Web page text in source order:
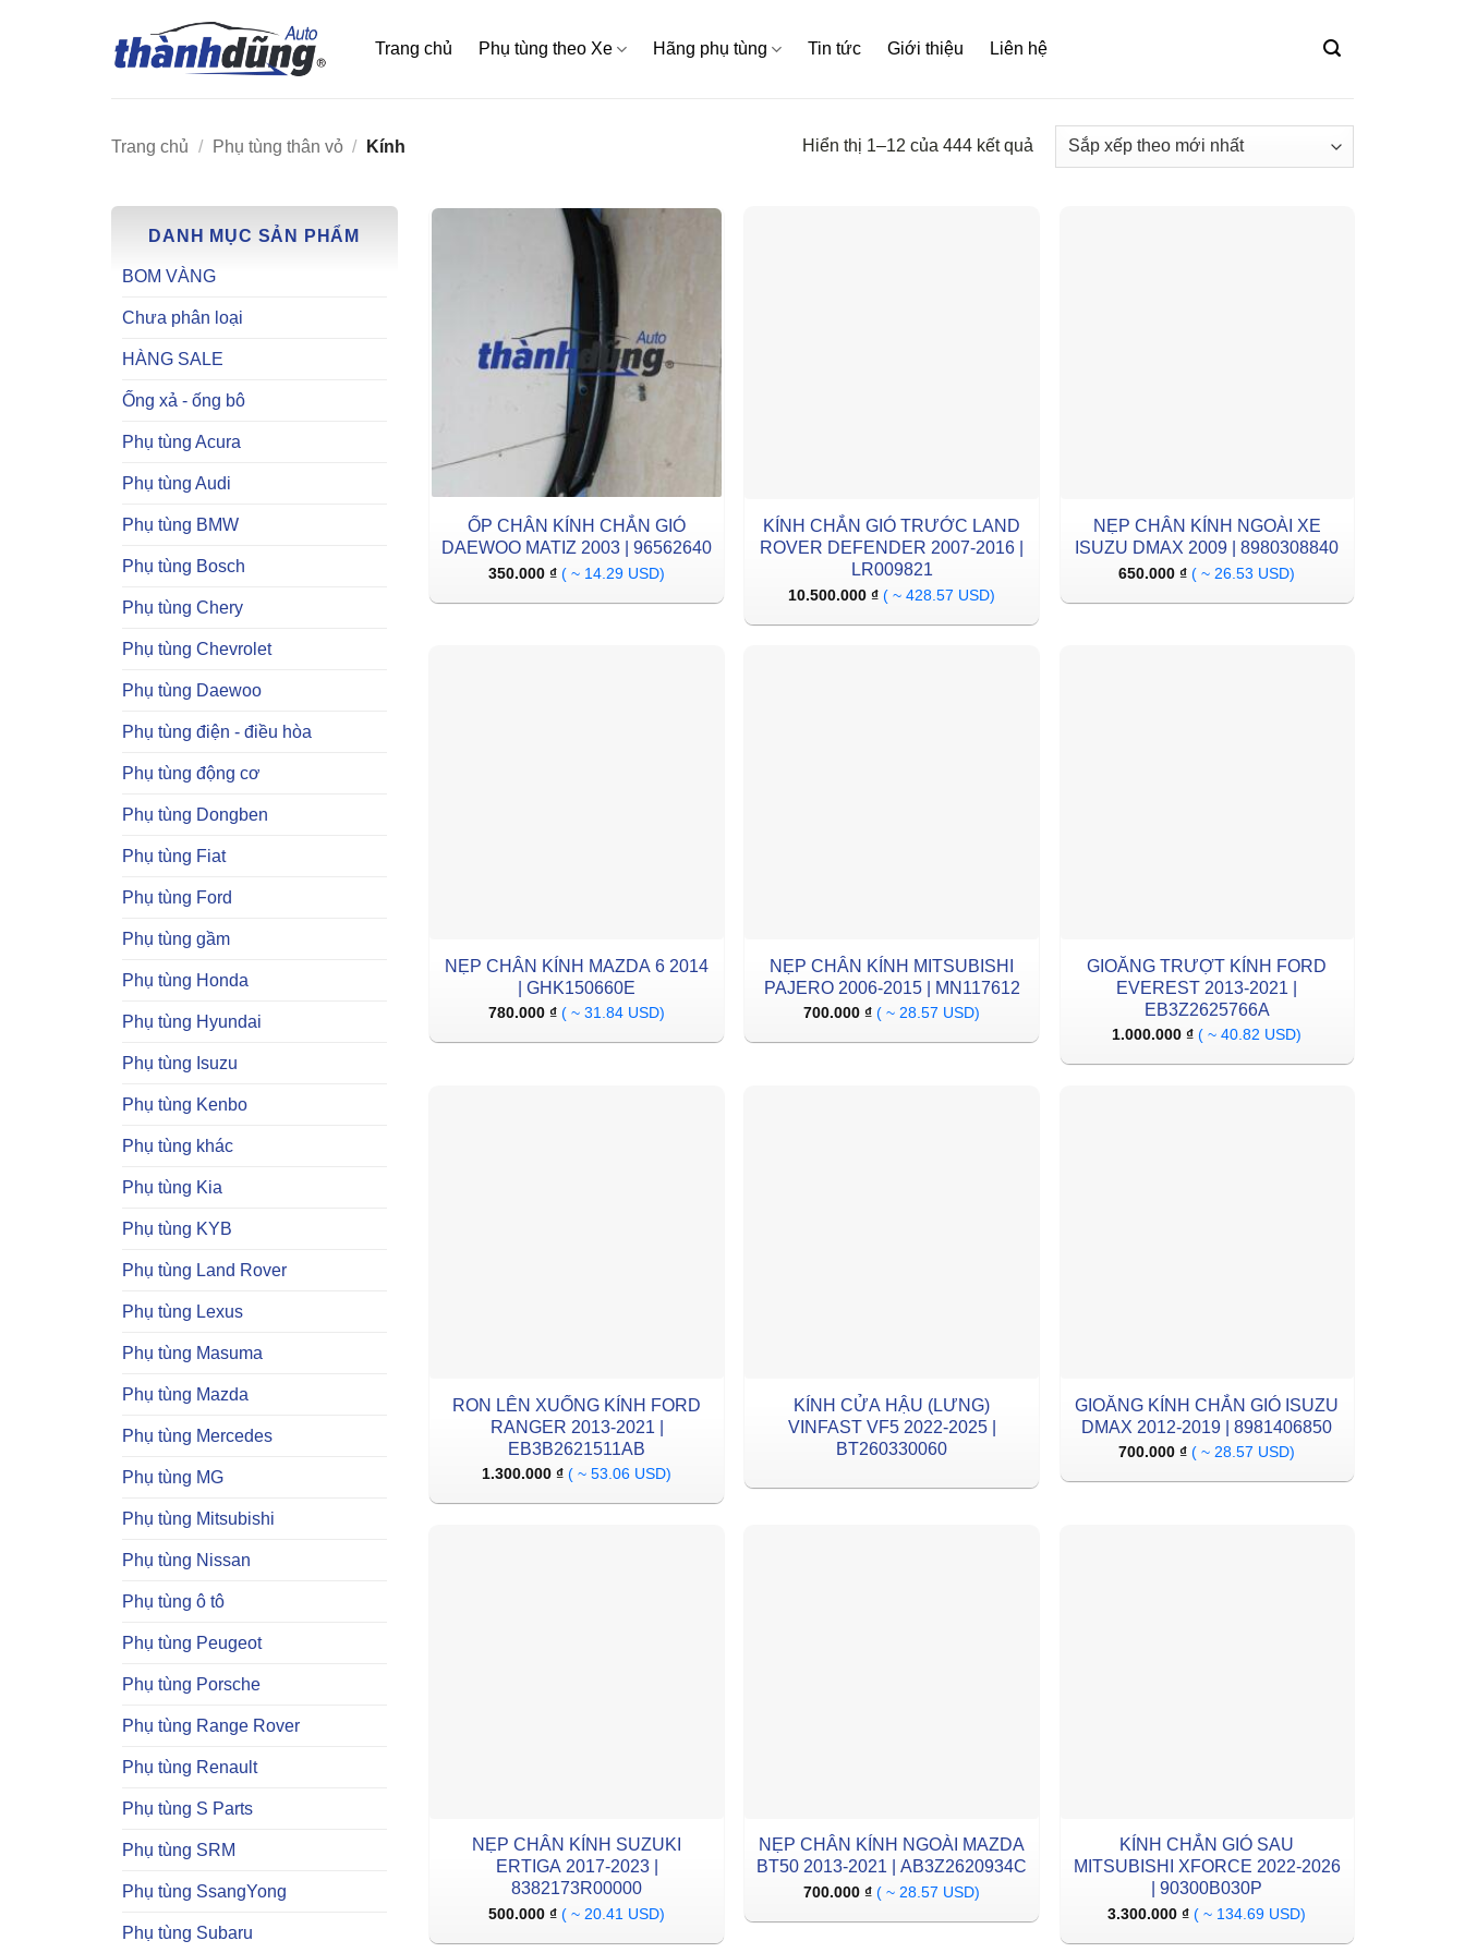
Trang chủ Phụ tùng theo Xe Hãng phụ tùng Tin tức Giới thiệu Liên hệ
Trang chủ / Phụ tùng thân vỏ / Kính Hiển thị 1–12 của 444 kết quả
sắp
DANH MỤC SẢN PHẨM
BOM VÀNG
Chưa phân loại
HÀNG SALE
Ống xả - ống bô
Phụ tùng Acura
Phụ tùng Audi
Phụ tùng BMW
Phụ tùng Bosch
Phụ tùng Chery
Phụ tùng Chevrolet
Phụ tùng Daewoo
Phụ tùng điện - điều hòa
Phụ tùng động cơ
Phụ tùng Dongben
Phụ tùng Fiat
Phụ tùng Ford
Phụ tùng gầm
Phụ tùng Honda
Phụ tùng Hyundai
Phụ tùng Isuzu
Phụ tùng Kenbo
Phụ tùng khác
Phụ tùng Kia
Phụ tùng KYB
Phụ tùng Land Rover
Phụ tùng Lexus
Phụ tùng Masuma
Phụ tùng Mazda
Phụ tùng Mercedes
Phụ tùng MG
Phụ tùng Mitsubishi
Phụ tùng Nissan
Phụ tùng ô tô
Phụ tùng Peugeot
Phụ tùng Porsche
Phụ tùng Range Rover
Phụ tùng Renault
Phụ tùng S Parts
Phụ tùng SRM
Phụ tùng SsangYong
Phụ tùng Subaru
ỐP CHÂN KÍNH CHẮN GIÓ
DAEWOO MATIZ 2003 | 96562640
350.000₫ ( ~ 14.29 USD)
KÍNH CHẮN GIÓ TRƯỚC LAND
ROVER DEFENDER 2007-2016 |
LR009821
10.500.000₫ ( ~ 428.57 USD)
NẸP CHÂN KÍNH NGOÀI XE
ISUZU DMAX 2009 | 8980308840
650.000₫ ( ~ 26.53 USD)
NẸP CHÂN KÍNH MAZDA 6 2014
| GHK150660E
780.000₫ ( ~ 31.84 USD)
NẸP CHÂN KÍNH MITSUBISHI
PAJERO 2006-2015 | MN117612
700.000₫ ( ~ 28.57 USD)
GIOĂNG TRƯỢT KÍNH FORD
EVEREST 2013-2021 |
EB3Z2625766A
1.000.000₫ ( ~ 40.82 USD)
RON LÊN XUỐNG KÍNH FORD
RANGER 2013-2021 |
EB3B2621511AB
1.300.000₫ ( ~ 53.06 USD)
KÍNH CỬA HẬU (LƯNG)
VINFAST VF5 2022-2025 |
BT260330060
GIOĂNG KÍNH CHẮN GIÓ ISUZU
DMAX 2012-2019 | 8981406850
700.000₫ ( ~ 28.57 USD)
NẸP CHÂN KÍNH SUZUKI
ERTIGA 2017-2023 |
8382173R00000
500.000₫ ( ~ 20.41 USD)
NẸP CHÂN KÍNH NGOÀI MAZDA
BT50 2013-2021 | AB3Z2620934C
700.000₫ ( ~ 28.57 USD)
KÍNH CHẮN GIÓ SAU
MITSUBISHI XFORCE 2022-2026
| 90300B030P
3.300.000₫ ( ~ 134.69 USD)